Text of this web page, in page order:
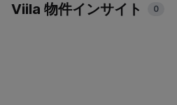
Viila 物件インサイト 0